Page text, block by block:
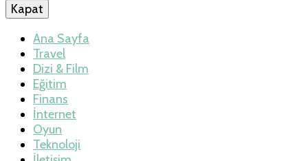
Teknoloji, Oyun
ve Travel – Tur
Rehberi
İlkseviye
Kapat
Ana Sayfa
Travel
Dizi & Film
Eğitim
Finans
İnternet
Oyun
Teknoloji